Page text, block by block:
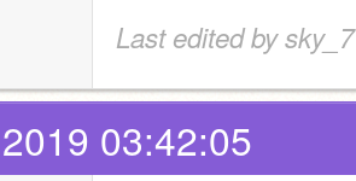
Last edited by
03:42:05